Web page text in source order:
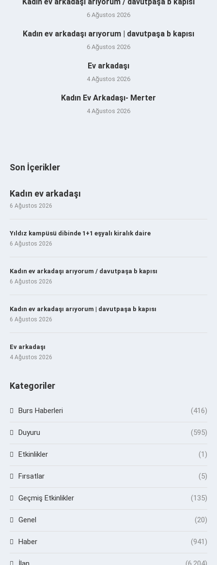
6 Ağustos 2026
Kadın ev arkadaşı arıyorum | davutpaşa b kapısı
6 Ağustos 2026
Ev arkadaşı
4 Ağustos 2026
Kadın Ev Arkadaşı- Merter
4 Ağustos 2026
Son İçerikler
Kadın ev arkadaşı
6 Ağustos 2026
Yıldız kampüsü dibinde 1+1 eşyalı kiralık daire
6 Ağustos 2026
Kadın ev arkadaşı arıyorum / davutpaşa b kapısı
6 Ağustos 2026
Kadın ev arkadaşı arıyorum | davutpaşa b kapısı
6 Ağustos 2026
Ev arkadaşı
4 Ağustos 2026
Kategoriler
Burs Haberleri (416)
Duyuru (595)
Etkinlikler (1)
Fırsatlar (5)
Geçmiş Etkinlikler (135)
Genel (20)
Haber (941)